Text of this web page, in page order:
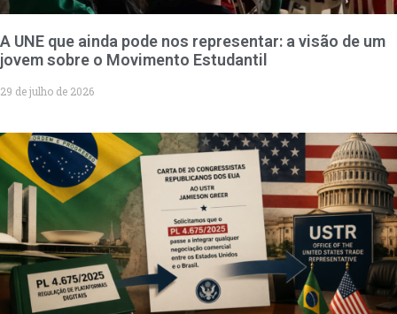
A UNE que ainda pode nos representar: a visão de um
jovem sobre o Movimento Estudantil
29 de julho de 2026